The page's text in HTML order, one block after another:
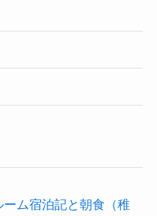
ム宿泊記と朝食（稚